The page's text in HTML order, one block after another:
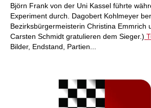
Björn Frank von der Uni Kassel führte
Experiment durch. Dagobert Kohlmeyer
Bezirksbürgermeisterin Christina Emmrich
Carsten Schmidt gratulieren dem Sieger.)
Bilder, Endstand, Partien...